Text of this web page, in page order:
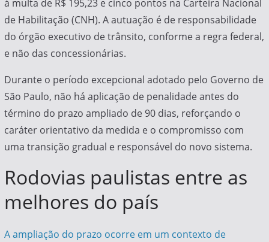
à multa de R$ 195,23 e cinco pontos na Carteira Nacional
de Habilitação (CNH). A autuação é de responsabilidade
do órgão executivo de trânsito, conforme a regra federal,
e não das concessionárias.
Durante o período excepcional adotado pelo Governo de
São Paulo, não há aplicação de penalidade antes do
término do prazo ampliado de 90 dias, reforçando o
caráter orientativo da medida e o compromisso com
uma transição gradual e responsável do novo sistema.
Rodovias paulistas entre as
melhores do país
A ampliação do prazo ocorre em um contexto de